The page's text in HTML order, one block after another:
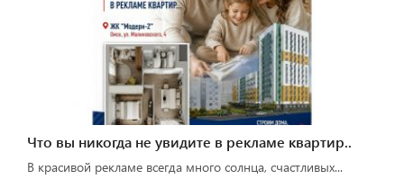
Что вы никогда не увидите в рекламе квартир..
В красивой рекламе всегда много солнца, счастливых...